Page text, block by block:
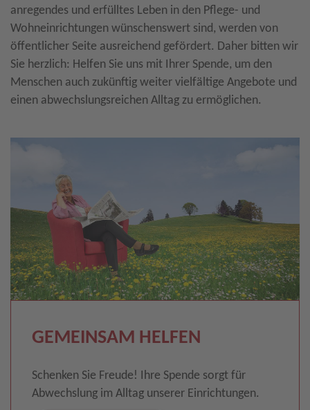
anregendes und erfülltes Leben in den Pflege- und
Wohneinrichtungen wünschenswert sind, werden von
öffentlicher Seite ausreichend gefördert. Daher bitten wir
Sie herzlich: Helfen Sie uns mit Ihrer Spende, um den
Menschen auch zukünftig weiter vielfältige Angebote und
einen abwechslungsreichen Alltag zu ermöglichen.
GEMEINSAM HELFEN
Schenken Sie Freude! Ihre Spende sorgt für
Abwechslung im Alltag unserer Einrichtungen.